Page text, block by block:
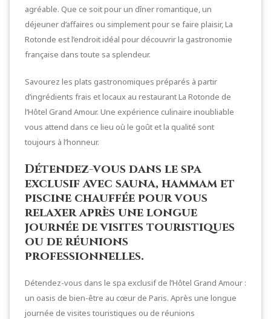
agréable. Que ce soit pour un dîner romantique, un
déjeuner d’affaires ou simplement pour se faire plaisir, La
Rotonde est l’endroit idéal pour découvrir la gastronomie
française dans toute sa splendeur.
Savourez les plats gastronomiques préparés à partir
d’ingrédients frais et locaux au restaurant La Rotonde de
l’Hôtel Grand Amour. Une expérience culinaire inoubliable
vous attend dans ce lieu où le goût et la qualité sont
toujours à l’honneur.
Détendez-vous dans le spa
exclusif avec sauna, hammam et
piscine chauffée pour vous
relaxer après une longue
journée de visites touristiques
ou de réunions
professionnelles.
Détendez-vous dans le spa exclusif de l’Hôtel Grand Amour :
un oasis de bien-être au cœur de Paris. Après une longue
journée de visites touristiques ou de réunions